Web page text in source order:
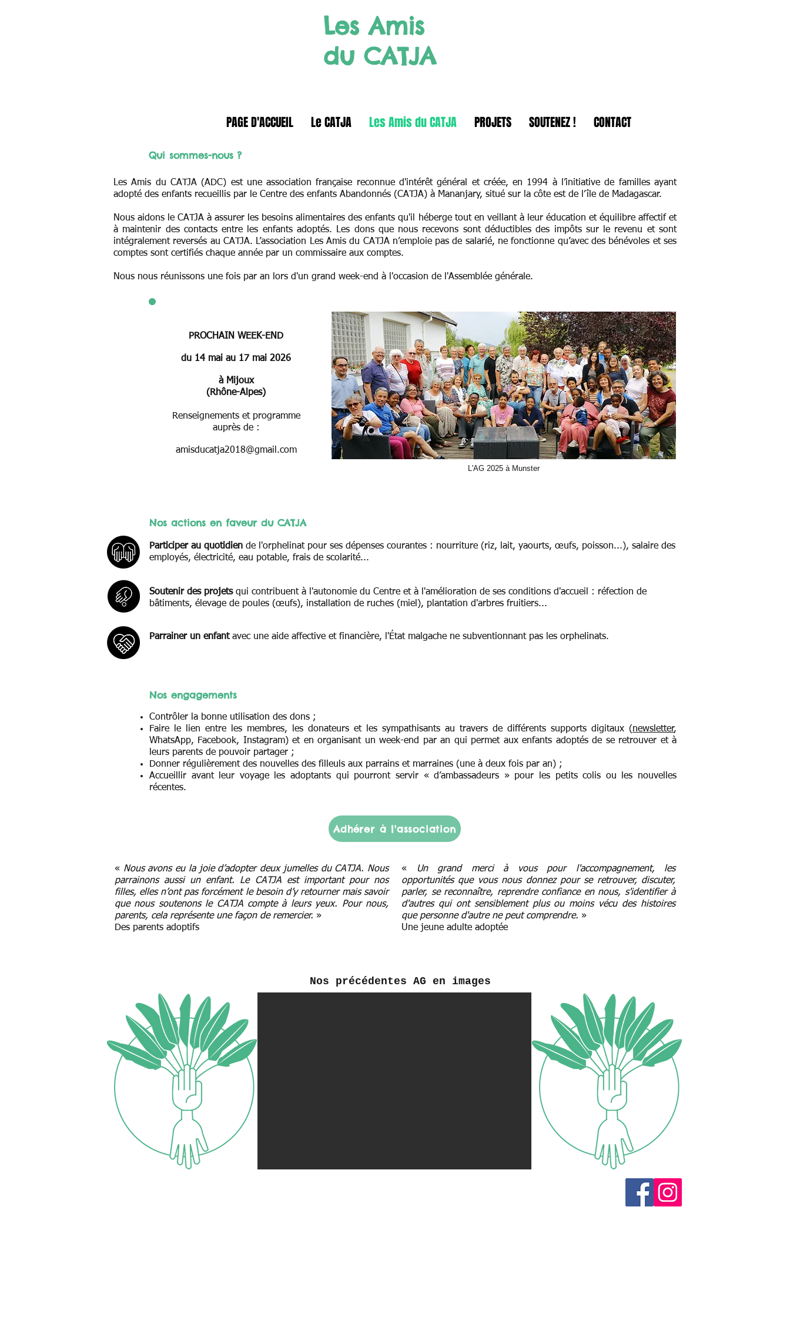
Les Amis
du CATJA
PAGE D'ACCUEIL Le CATJA Les Amis du CATJA PROJETS SOUTENEZ ! CONTACT
Qui sommes-nous ?
Les Amis du CATJA (ADC) est une association française reconnue d'intérêt général et créée, en 1994 à l’initiative de familles ayant
adopté des enfants recueillis par le Centre des enfants Abandonnés (CATJA) à Mananjary, situé sur la côte est de l’île de Madagascar.
Nous aidons le CATJA à assurer les besoins alimentaires des enfants qu'il héberge tout en veillant à leur éducation et équilibre affectif et
à maintenir des contacts entre les enfants adoptés. Les dons que nous recevons sont déductibles des impôts sur le revenu et sont
intégralement reversés au CATJA. L’association Les Amis du CATJA n’emploie pas de salarié, ne fonctionne qu’avec des bénévoles et ses
comptes sont certifiés chaque année par un commissaire aux comptes.
Nous nous réunissons une fois par an lors d'un grand week-end à l'occasion de l'Assemblée générale.
PROCHAIN WEEK-END
du 14 mai au 17 mai 2026
à Mijoux
(Rhône-Alpes)
Renseignements et programme
auprès de :
amisducatja2018@gmail.com
L'AG 2025 à Munster
Nos actions en faveur du CATJA
Participer au quotidien de l'orphelinat pour ses dépenses courantes : nourriture (riz, lait, yaourts, œufs, poisson...), salaire des
employés, électricité, eau potable, frais de scolarité...
Soutenir des projetsqui contribuent à l'autonomie du Centre et à l'amélioration de ses conditions d'accueil : réfection de
bâtiments, élevage de poules (œufs), installation de ruches (miel), plantation d'arbres fruitiers...
Parrainer un enfantavec une aide affective et financière, l'État malgache ne subventionnant pas les orphelinats.
Nos engagements
Contrôler la bonne utilisation des dons ;
Faire le lien entre les membres, les donateurs et les sympathisants au travers de différents supports digitaux (newsletter,
WhatsApp, Facebook, Instagram) et en organisant un week-end par an qui permet aux enfants adoptés de se retrouver et à
leurs parents de pouvoir partager ;
Donner régulièrement des nouvelles des filleuls aux parrains et marraines (une à deux fois par an) ;
Accueillir avant leur voyage les adoptants qui pourront servir « d’ambassadeurs » pour les petits colis ou les nouvelles
récentes.
Adhérer à l'association
« Nous avons eu la joie d’adopter deux jumelles du CATJA. Nous
parrainons aussi un enfant. Le CATJA est important pour nos
filles, elles n’ont pas forcément le besoin d’y retourner mais savoir
que nous soutenons le CATJA compte à leurs yeux. Pour nous,
parents, cela représente une façon de remercier. »
Des parents adoptifs
« Un grand merci à vous pour l'accompagnement, les
opportunités que vous nous donnez pour se retrouver, discuter,
parler, se reconnaître, reprendre confiance en nous, s'identifier à
d'autres qui ont sensiblement plus ou moins vécu des histoires
que personne d'autre ne peut comprendre. »
Une jeune adulte adoptée
Nos précédentes AG en images